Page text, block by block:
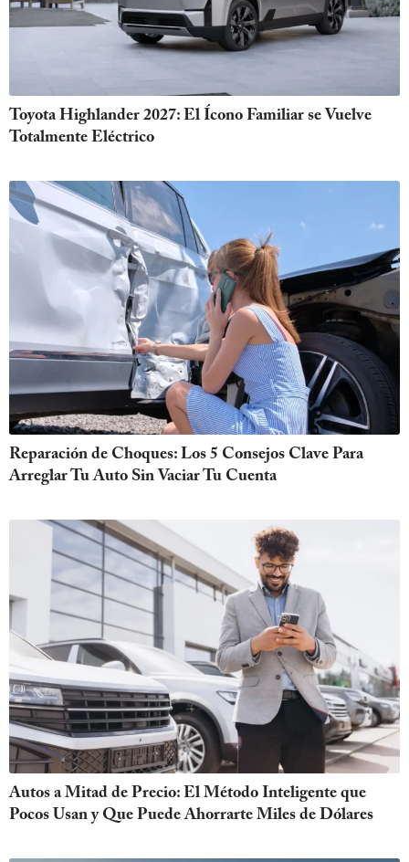
Toyota Highlander 2027: El Ícono Familiar se Vuelve
Totalmente Eléctrico
Reparación de Choques: Los 5 Consejos Clave Para
Arreglar Tu Auto Sin Vaciar Tu Cuenta
Autos a Mitad de Precio: El Método Inteligente que
Pocos Usan y Que Puede Ahorrarte Miles de Dólares